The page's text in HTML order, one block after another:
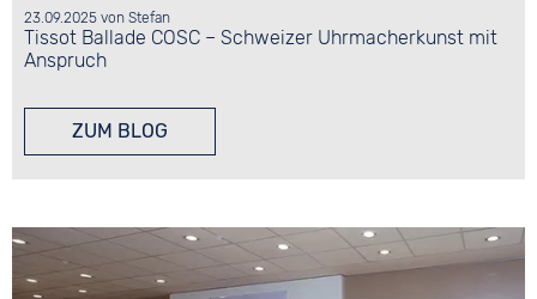
23.09.2025 vonStefan
Tissot Ballade COSC – Schweizer Uhrmacherkunst mit
Anspruch
ZUM BLOG